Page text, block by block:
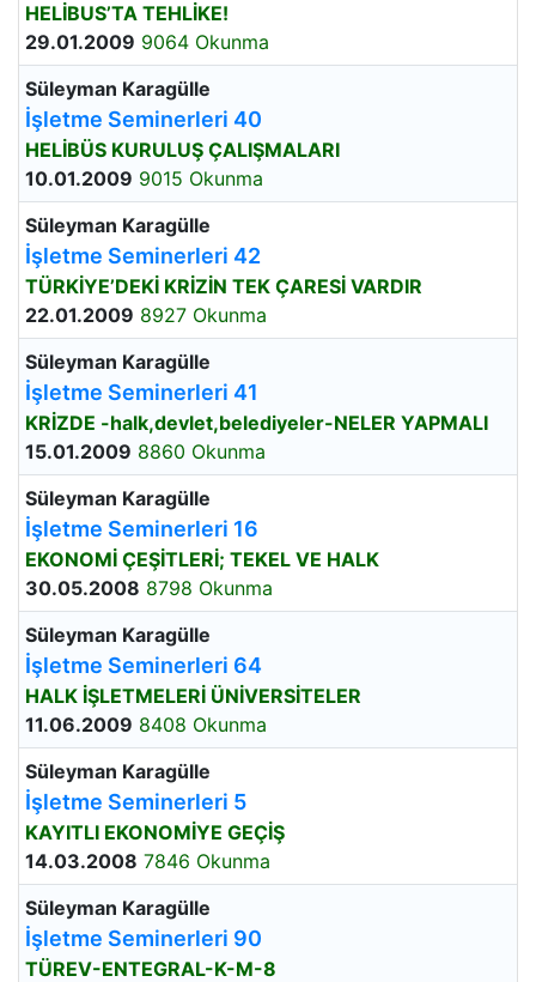
HELİBUS’TA TEHLİKE!
29.01.2009 9064 Okunma
Süleyman Karagülle
İşletme Seminerleri 40
HELİBÜS KURULUŞ ÇALIŞMALARI
10.01.2009 9015 Okunma
Süleyman Karagülle
İşletme Seminerleri 42
TÜRKİYE’DEKİ KRİZİN TEK ÇARESİ VARDIR
22.01.2009 8927 Okunma
Süleyman Karagülle
İşletme Seminerleri 41
KRİZDE -halk,devlet,belediyeler-NELER YAPMALI
15.01.2009 8860 Okunma
Süleyman Karagülle
İşletme Seminerleri 16
EKONOMİ ÇEŞİTLERİ; TEKEL VE HALK
30.05.2008 8798 Okunma
Süleyman Karagülle
İşletme Seminerleri 64
HALK İŞLETMELERİ ÜNİVERSİTELER
11.06.2009 8408 Okunma
Süleyman Karagülle
İşletme Seminerleri 5
KAYITLI EKONOMİYE GEÇİŞ
14.03.2008 7846 Okunma
Süleyman Karagülle
İşletme Seminerleri 90
TÜREV-ENTEGRAL-K-M-8